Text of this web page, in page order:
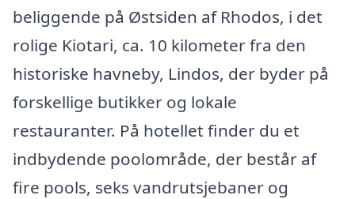
beliggende på Østsiden af Rhodos, i det
rolige Kiotari, ca. 10 kilometer fra den
historiske havneby, Lindos, der byder på
forskellige butikker og lokale
restauranter. På hotellet finder du et
indbydende poolområde, der består af
fire pools, seks vandrutsjebaner og